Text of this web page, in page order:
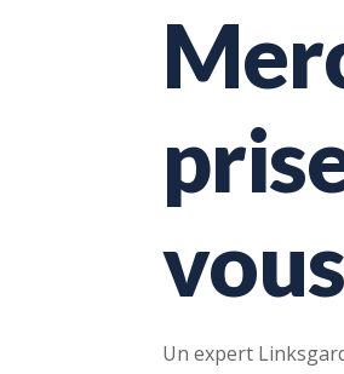
Un expert